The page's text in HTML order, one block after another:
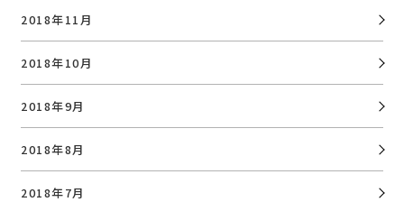
2018年11月
2018年10月
2018年9月
2018年8月
2018年7月